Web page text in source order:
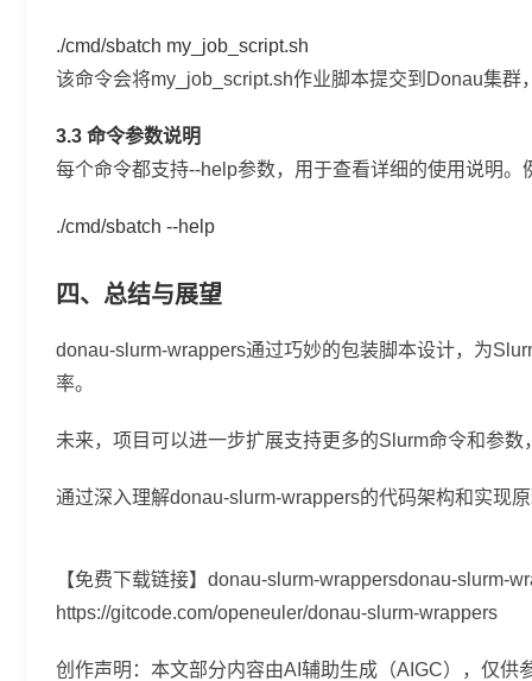
./cmd/sbatch my_job_script.sh
该命令会将my_job_script.sh作业脚本提交到Donau集群
3.3 命令参数说明
每个命令都支持--help参数，用于查看详细的使用说明。
./cmd/sbatch --help
四、总结与展望
donau-slurm-wrappers通过巧妙的包装脚本设计，为
率。
未来，项目可以进一步扩展支持更多的Slurm命令和参
通过深入理解donau-slurm-wrappers的代码架构和实现
【免费下载链接】donau-slurm-wrappersdonau-slurm-
https://gitcode.com/openeuler/donau-slurm-wrappers
创作声明：本文部分内容由AI辅助生成（AIGC），仅供